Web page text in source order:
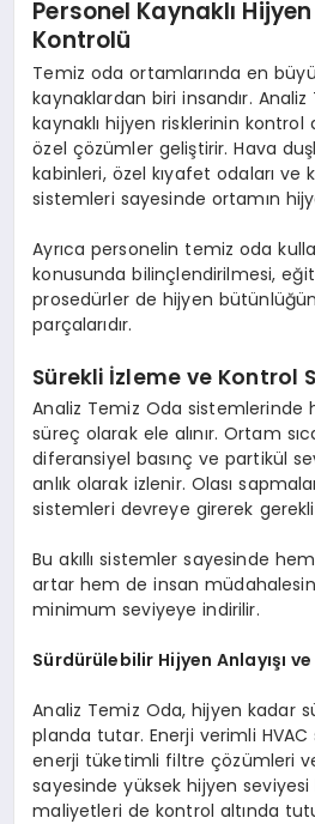
Personel Kaynaklı
Kontrolü
Temiz oda ortamlarında en
kaynaklardan biri insandır.
kaynaklı hijyen risklerinin kontrol
özel çözümler geliştirir. Hava
kabinleri, özel kıyafet odaları ve
sistemleri sayesinde ortamın
Ayrıca personelin temiz oda
konusunda bilinçlendirilmesi,
prosedürler de hijyen
parçalarıdır.
Sürekli İzleme ve Kontrol
Analiz Temiz Oda sistemlerinde
süreç olarak ele alınır. Ortam
diferansiyel basınç ve partikül
anlık olarak izlenir. Olası
sistemleri devreye girerek
Bu akıllı sistemler sayesinde
artar hem de insan
minimum seviyeye indirilir.
Sürdürülebilir Hijyen Anlayışı
Analiz Temiz Oda, hijyen kadar
planda tutar. Enerji verimli
enerji tüketimli filtre çözümleri
sayesinde yüksek hijyen
maliyetleri de kontrol altında